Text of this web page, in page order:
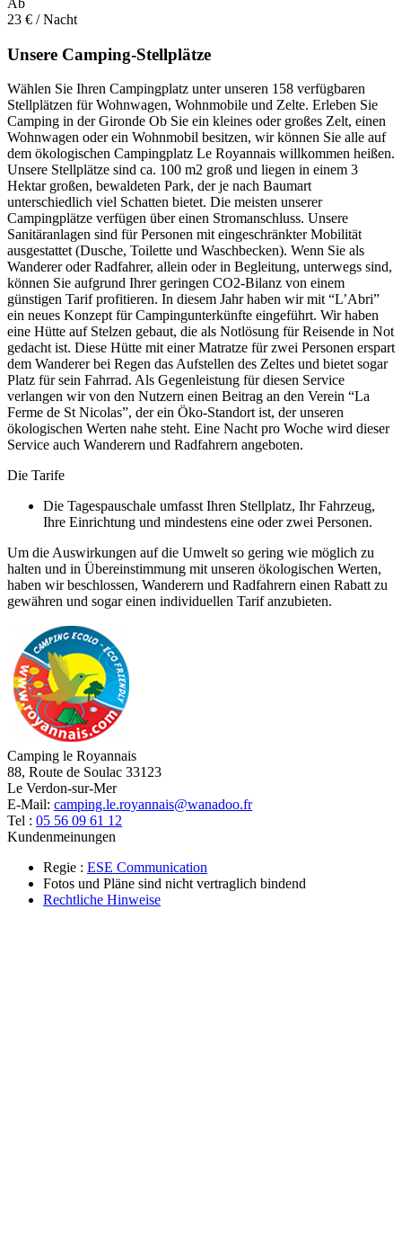
Ab
23 € / Nacht
Unsere Camping-Stellplätze
Wählen Sie Ihren Campingplatz unter unseren 158 verfügbaren
Stellplätzen für Wohnwagen, Wohnmobile und Zelte. Erleben Sie
Camping in der Gironde Ob Sie ein kleines oder großes Zelt, einen
Wohnwagen oder ein Wohnmobil besitzen, wir können Sie alle auf
dem ökologischen Campingplatz Le Royannais willkommen heißen.
Unsere Stellplätze sind ca. 100 m2 groß und liegen in einem 3
Hektar großen, bewaldeten Park, der je nach Baumart
unterschiedlich viel Schatten bietet. Die meisten unserer
Campingplätze verfügen über einen Stromanschluss. Unsere
Sanitäranlagen sind für Personen mit eingeschränkter Mobilität
ausgestattet (Dusche, Toilette und Waschbecken). Wenn Sie als
Wanderer oder Radfahrer, allein oder in Begleitung, unterwegs sind,
können Sie aufgrund Ihrer geringen CO2-Bilanz von einem
günstigen Tarif profitieren. In diesem Jahr haben wir mit “L’Abri”
ein neues Konzept für Campingunterkünfte eingeführt. Wir haben
eine Hütte auf Stelzen gebaut, die als Notlösung für Reisende in Not
gedacht ist. Diese Hütte mit einer Matratze für zwei Personen erspart
dem Wanderer bei Regen das Aufstellen des Zeltes und bietet sogar
Platz für sein Fahrrad. Als Gegenleistung für diesen Service
verlangen wir von den Nutzern einen Beitrag an den Verein “La
Ferme de St Nicolas”, der ein Öko-Standort ist, der unseren
ökologischen Werten nahe steht. Eine Nacht pro Woche wird dieser
Service auch Wanderern und Radfahrern angeboten.
Die Tarife
Die Tagespauschale umfasst Ihren Stellplatz, Ihr Fahrzeug,
Ihre Einrichtung und mindestens eine oder zwei Personen.
Um die Auswirkungen auf die Umwelt so gering wie möglich zu
halten und in Übereinstimmung mit unseren ökologischen Werten,
haben wir beschlossen, Wanderern und Radfahrern einen Rabatt zu
gewähren und sogar einen individuellen Tarif anzubieten.
Camping le Royannais
88, Route de Soulac 33123
Le Verdon-sur-Mer
E-Mail: camping.le.royannais@wanadoo.fr
Tel : 05 56 09 61 12
Kundenmeinungen
Regie : ESE Communication
Fotos und Pläne sind nicht vertraglich bindend
Rechtliche Hinweise